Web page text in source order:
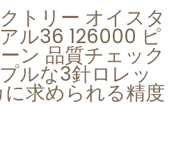
トリー オイスタ
ル36 126000 ピ
ン 品質チェック
ルな3針ロレッ
求められる精度